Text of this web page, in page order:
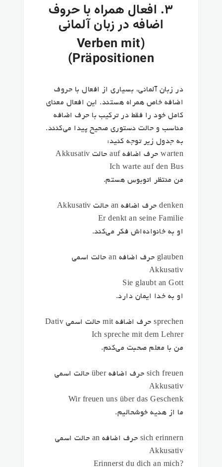
۳. افعال همراه با حروف
اضافه در زبان آلمانی
(Verben mit
Präpositionen)
در زبان آلمانی، بسیاری از افعال با حروف
اضافه خاص همراه هستند. این افعال معنای
کامل خود را فقط در ترکیب با حرف اضافه
مناسب و حالت دستوری صحیح پیدا می‌کنند.
به جدول زیر توجه کنید:
warten حرف اضافه auf حالت Akkusativ
Ich warte auf den Bus
من منتظر اتوبوس هستم.
denken حرف اضافه an حالت Akkusativ
Er denkt an seine Familie
او به خانواده‌اش فکر می‌کند.
glauben حرف اضافه an حالت اسمی
Akkusativ
Sie glaubt an Gott
او به خدا ایمان دارد.
sprechen حرف اضافه mit حالت اسمی Dativ
Ich spreche mit dem Lehrer
من با معلم صحبت می‌کنم.
sich freuen حرف اضافه über حالت اسمی
Akkusativ
Wir freuen uns über das Geschenk
ما از هدیه خوشحالیم.
sich erinnern حرف اضافه an حالت اسمی
Akkusativ
?Erinnerst du dich an mich